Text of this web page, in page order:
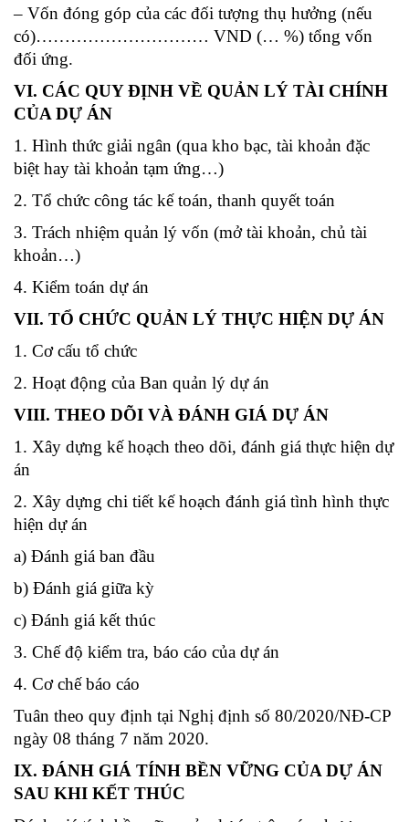
– Vốn đóng góp của các đối tượng thụ hưởng (nếu
có)………………………… VND (… %) tổng vốn
đối ứng.
VI. CÁC QUY ĐỊNH VỀ QUẢN LÝ TÀI CHÍNH
CỦA DỰ ÁN
1. Hình thức giải ngân (qua kho bạc, tài khoản đặc
biệt hay tài khoản tạm ứng…)
2. Tổ chức công tác kế toán, thanh quyết toán
3. Trách nhiệm quản lý vốn (mở tài khoản, chủ tài
khoản…)
4. Kiểm toán dự án
VII. TỔ CHỨC QUẢN LÝ THỰC HIỆN DỰ ÁN
1. Cơ cấu tổ chức
2. Hoạt động của Ban quản lý dự án
VIII. THEO DÕI VÀ ĐÁNH GIÁ DỰ ÁN
1. Xây dựng kế hoạch theo dõi, đánh giá thực hiện dự
án
2. Xây dựng chi tiết kế hoạch đánh giá tình hình thực
hiện dự án
a) Đánh giá ban đầu
b) Đánh giá giữa kỳ
c) Đánh giá kết thúc
3. Chế độ kiểm tra, báo cáo của dự án
4. Cơ chế báo cáo
Tuân theo quy định tại Nghị định số 80/2020/NĐ-CP
ngày 08 tháng 7 năm 2020.
IX. ĐÁNH GIÁ TÍNH BỀN VỮNG CỦA DỰ ÁN
SAU KHI KẾT THÚC